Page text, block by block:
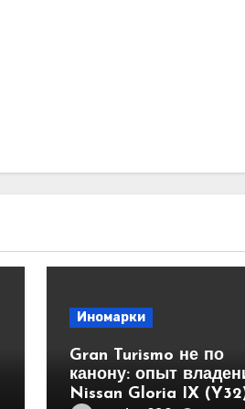
Иномарки
Gran Turismo не по
канону: опыт
Nissan Gloria IX